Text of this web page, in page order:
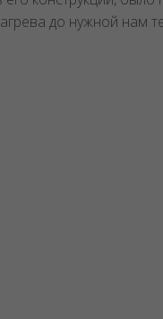
до нужной нам